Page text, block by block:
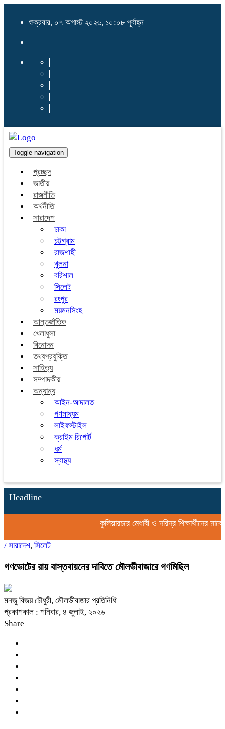
শুক্রবার, ০৭ অগাস্ট ২০২৬, ১০:০৮ পূর্বাহ্ন
Toggle navigation
প্রচ্ছদ
জাতীয়
রাজনীতি
অর্থনীতি
সারাদেশ
ঢাকা
চট্টগ্রাম
রাজশাহী
খুলনা
বরিশাল
সিলেট
রংপুর
ময়মনসিংহ
আন্তর্জাতিক
খেলাধুলা
বিনোদন
তথ্যপ্রযুক্তি
সাহিত্য
সম্পাদকীয়
অন্যান্য
আইন-আদালত
গণমাধ্যম
লাইফস্টাইল
ক্রাইম রিপোর্ট
ধর্ম
স্বাস্থ্য
Headline
কুলিয়ারচরে মেধাবী ও দরিদ্র শিক্ষার্থীদের
/ সারাদেশ, সিলেট
গণভোটের রায় বাস্তবায়নের দাবিতে মৌলভীবাজারে গণমিছিল
মনজু বিজয় চৌধুরী, মৌলভীবাজার প্রতিনিধি
প্রকাশকাল : শনিবার, ৪ জুলাই, ২০২৬
Share